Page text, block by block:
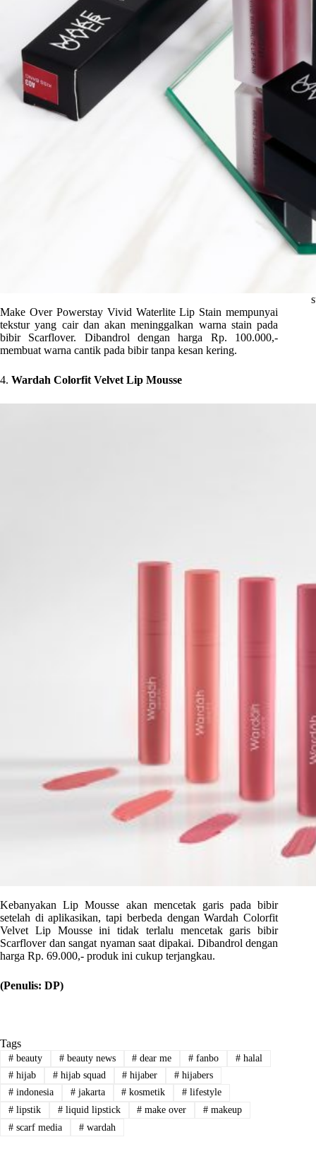
Make Over Powerstay Vivid Waterlite Lip Stain mempunyai
tekstur yang cair dan akan meninggalkan warna stain pada
bibir Scarflover. Dibandrol dengan harga Rp. 100.000,-
membuat warna cantik pada bibir tanpa kesan kering.
4. Wardah Colorfit Velvet Lip Mousse
Kebanyakan Lip Mousse akan mencetak garis pada bibir
setelah di aplikasikan, tapi berbeda dengan Wardah Colorfit
Velvet Lip Mousse ini tidak terlalu mencetak garis bibir
Scarflover dan sangat nyaman saat dipakai. Dibandrol dengan
harga Rp. 69.000,- produk ini cukup terjangkau.
(Penulis: DP)
Tags
#beauty #beauty news # dear me # fanbo # halal
#hijab #hijab squad # hijaber # hijabers
#indonesia #jakarta # kosmetik # lifestyle
#lipstik #liquid lipstick # make over # makeup
#scarf media #wardah